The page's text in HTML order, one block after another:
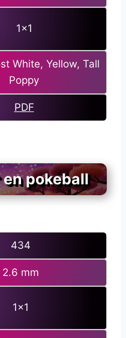
1×1
White, Yellow, Tall
Poppy
PDF
pokeball
434
2.6 mm
1×1